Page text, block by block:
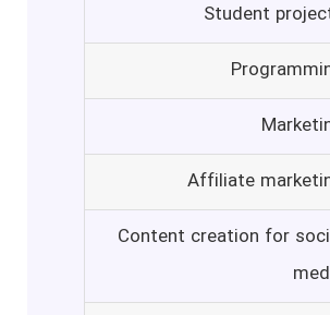
Student
Affiliate
Content creation for